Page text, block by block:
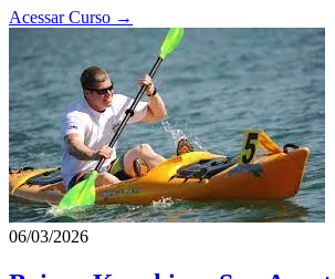
Acessar Curso →
06/03/2026